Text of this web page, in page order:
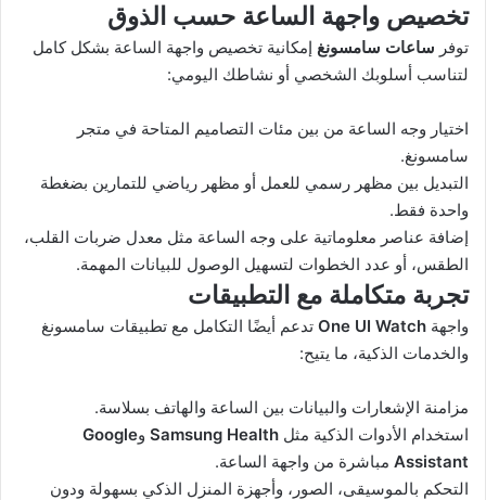
تخصيص واجهة الساعة حسب الذوق
توفر ساعات سامسونغ إمكانية تخصيص واجهة الساعة بشكل كامل
لتناسب أسلوبك الشخصي أو نشاطك اليومي:
اختيار وجه الساعة من بين مئات التصاميم المتاحة في متجر
سامسونغ.
التبديل بين مظهر رسمي للعمل أو مظهر رياضي للتمارين بضغطة
واحدة فقط.
إضافة عناصر معلوماتية على وجه الساعة مثل معدل ضربات القلب،
الطقس، أو عدد الخطوات لتسهيل الوصول للبيانات المهمة.
تجربة متكاملة مع التطبيقات
واجهة One UI Watch تدعم أيضًا التكامل مع تطبيقات سامسونغ
والخدمات الذكية، ما يتيح:
مزامنة الإشعارات والبيانات بين الساعة والهاتف بسلاسة.
استخدام الأدوات الذكية مثل Samsung Health وGoogle
Assistant مباشرة من واجهة الساعة.
التحكم بالموسيقى، الصور، وأجهزة المنزل الذكي بسهولة ودون